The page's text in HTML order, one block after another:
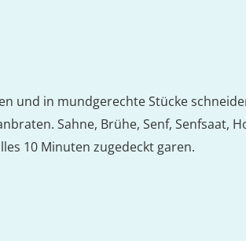
und in mundgerechte Stücke
Sahne, Brühe, Senf, Senfsaat,
10 Minuten zugedeckt garen.